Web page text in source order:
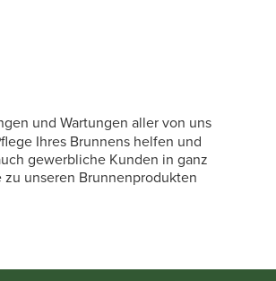
und Wartungen aller von uns
Ihres Brunnens helfen und
gewerbliche Kunden in ganz
unseren Brunnenprodukten